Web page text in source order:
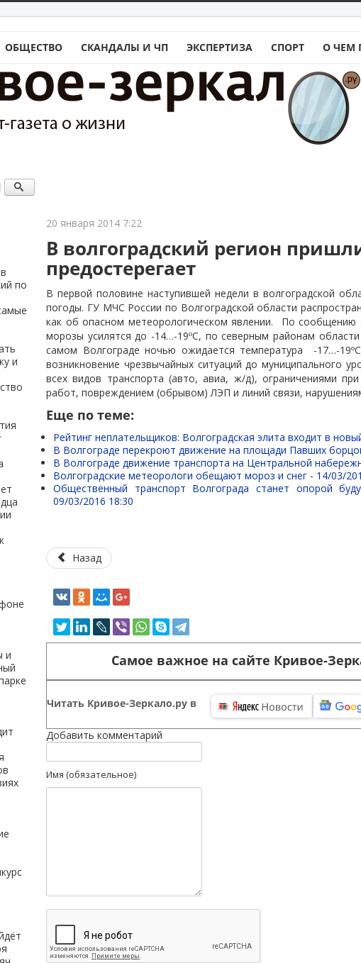
ОБЩЕСТВО СКАНДАЛЫ И ЧП ЭКСПЕРТИЗА СПОРТ О ЧЕМ
по
и
и
20 января 2014 7:22
В волгоградский регион
предостерегает
В первой половине наступившей недели в волгоградской
погоды. ГУ МЧС России по Волгоградской области
как об опасном метеорологическом явлении. По
морозы усилятся до -14…-19ºС, по северным районам
самом Волгограде ночью ожидается температура
-17…-
возникновение чрезвычайных ситуаций до муниципального
всех видов транспорта (авто, авиа, ж/д), ограничениями
работ, повреждением (обрывом) ЛЭП и линий связи,
Еще по теме:
Рейтинг неплательщиков: Волгоградская элита входит в
В Волгограде перекроют движение на площади Павших
В Волгограде движение транспорта на Центральной
Волгоградские метеорологи обещают мороз и снег - 14/03/
Общественный транспорт Волгограда станет опорой
09/03/2016 18:30
Назад
Самое важное на сайте Кривое-
Читать Кривое-Зеркало.ру в
Добавить комментарий
Имя (обязательное)